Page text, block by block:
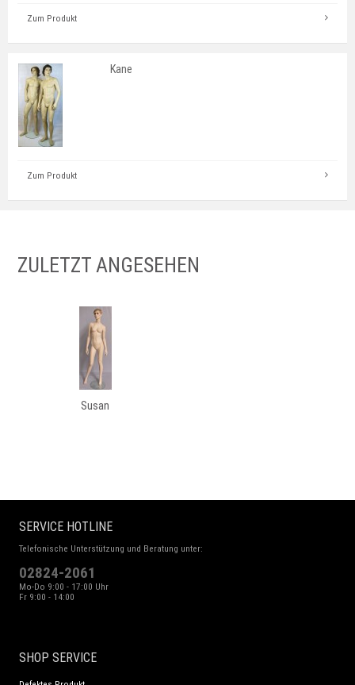
Zum Produkt
Kane
Zum Produkt
ZULETZT ANGESEHEN
Susan
SERVICE HOTLINE
Telefonische Unterstützung und Beratung unter:
02824-2061
Mo-Do 9:00 - 17:00 Uhr
Fr 9:00 - 14:00
SHOP SERVICE